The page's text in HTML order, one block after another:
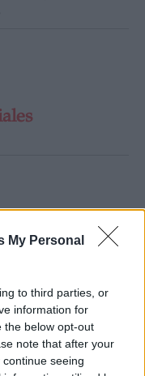
My Personal
to third parties, or
information for
the below opt-out
note that after your
seeing
Rodas